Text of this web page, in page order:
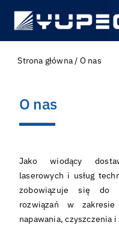
Strona główna/ O nas
O nas
Jako wiodący
laserowych i usług
zobowiązuje się do
rozwiązań w
napawania, czyszczenia i